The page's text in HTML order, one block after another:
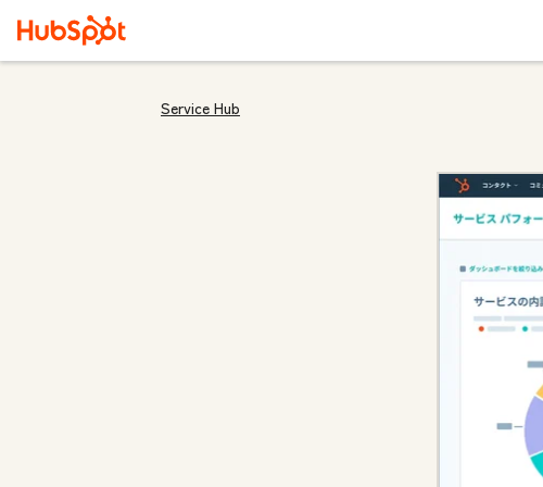
Service Hub